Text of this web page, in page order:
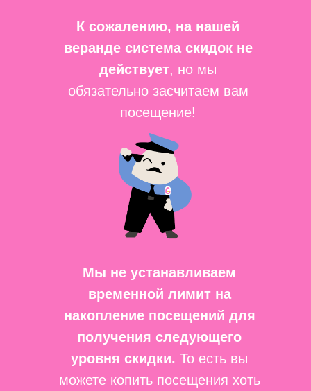
К сожалению, на нашей
веранде система скидок не
действует, но мы
обязательно засчитаем вам
посещение!
Мы не устанавливаем
временной лимит на
накопление посещений для
получения следующего
уровня скидки. То есть вы
можете копить посещения хоть